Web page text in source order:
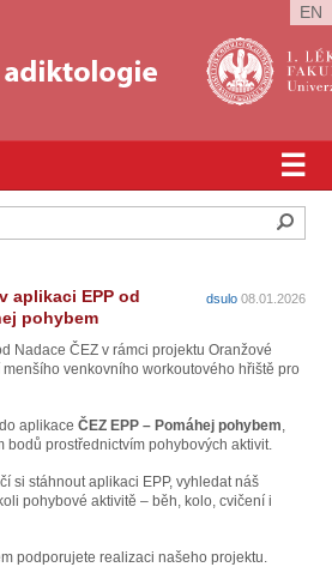
EN
☰
dsulo08.01.2026
aplikaci EPP od
pohybem
Nadace ČEZ v rámci projektu Oranžové
venkovního workoutového hřiště pro
aplikaceČEZ EPP – Pomáhej pohybem,
bodů prostřednictvím pohybových aktivit.
si stáhnout aplikaci EPP, vyhledat náš
pohybové aktivitě – běh, kolo, cvičení i
podporujete realizaci našeho projektu.